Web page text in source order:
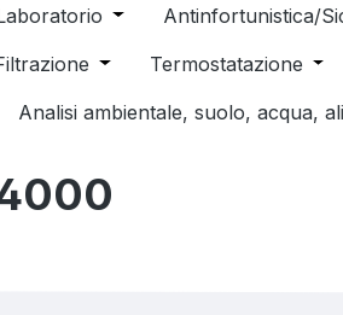
Open or close the
Antinfortunistica/
Open or close the
Termostatazione
or close the dropdown menu
Analisi ambientale, suolo, acqua,